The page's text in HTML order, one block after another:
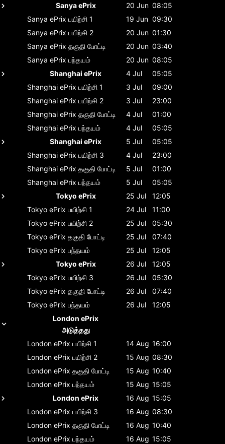
Sanya ePrix
20 Jun 08:05
Sanya ePrix பயிற்சி 1 19 Jun 09:30
Sanya ePrix பயிற்சி 2 20 Jun 01:30
Sanya ePrix தகுதி போட்டி 20 Jun 03:40
Sanya ePrix பந்தயம் 20 Jun 08:05
Shanghai ePrix
4 Jul
05:05
Shanghai ePrix பயிற்சி 1 3 Jul
09:00
Shanghai ePrix பயிற்சி 2 3 Jul
23:00
Shanghai ePrix தகுதி போட்டி 4 Jul
01:00
Shanghai ePrix பந்தயம் 4 Jul
05:05
Shanghai ePrix
5 Jul
05:05
Shanghai ePrix பயிற்சி 3 4 Jul
23:00
Shanghai ePrix தகுதி போட்டி 5 Jul
01:00
Shanghai ePrix பந்தயம் 5 Jul
05:05
Tokyo ePrix
25 Jul
12:05
Tokyo ePrix பயிற்சி 1 24 Jul
11:00
Tokyo ePrix பயிற்சி 2 25 Jul
05:30
Tokyo ePrix தகுதி போட்டி 25 Jul
07:40
Tokyo ePrix பந்தயம் 25 Jul
12:05
Tokyo ePrix
26 Jul
12:05
Tokyo ePrix பயிற்சி 3 26 Jul
05:30
Tokyo ePrix தகுதி போட்டி 26 Jul
07:40
Tokyo ePrix பந்தயம் 26 Jul
12:05
London ePrix
அடுத்தது
London ePrix பயிற்சி 1 14 Aug 16:00
London ePrix பயிற்சி 2 15 Aug 08:30
London ePrix தகுதி போட்டி 15 Aug 10:40
London ePrix பந்தயம் 15 Aug 15:05
London ePrix
16 Aug 15:05
London ePrix பயிற்சி 3 16 Aug 08:30
London ePrix தகுதி போட்டி 16 Aug 10:40
London ePrix பந்தயம் 16 Aug 15:05